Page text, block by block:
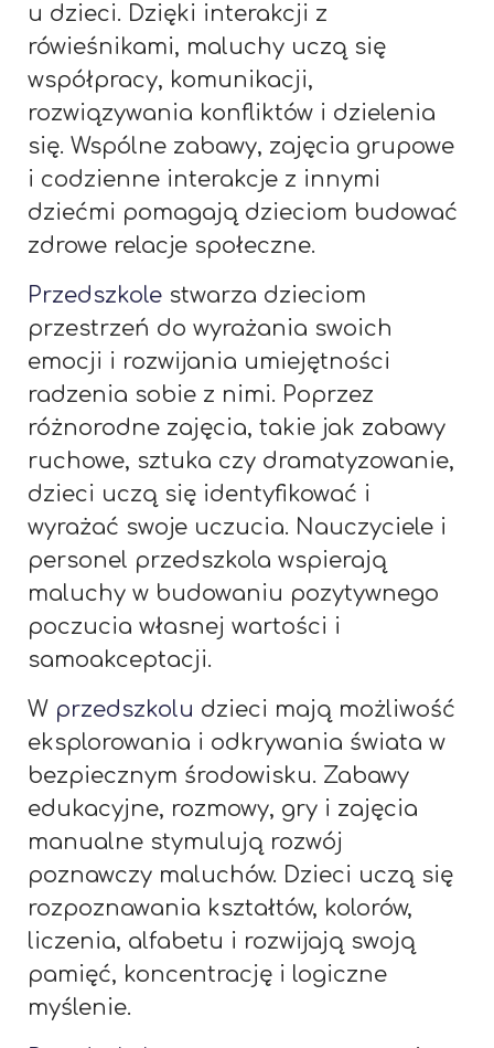
u dzieci. Dzięki interakcji z
rówieśnikami, maluchy uczą się
współpracy, komunikacji,
rozwiązywania konfliktów i dzielenia
się. Wspólne zabawy, zajęcia grupowe
i codzienne interakcje z innymi
dziećmi pomagają dzieciom budować
zdrowe relacje społeczne.
Przedszkole stwarza dzieciom
przestrzeń do wyrażania swoich
emocji i rozwijania umiejętności
radzenia sobie z nimi. Poprzez
różnorodne zajęcia, takie jak zabawy
ruchowe, sztuka czy dramatyzowanie,
dzieci uczą się identyfikować i
wyrażać swoje uczucia. Nauczyciele i
personel przedszkola wspierają
maluchy w budowaniu pozytywnego
poczucia własnej wartości i
samoakceptacji.
W przedszkolu dzieci mają możliwość
eksplorowania i odkrywania świata w
bezpiecznym środowisku. Zabawy
edukacyjne, rozmowy, gry i zajęcia
manualne stymulują rozwój
poznawczy maluchów. Dzieci uczą się
rozpoznawania kształtów, kolorów,
liczenia, alfabetu i rozwijają swoją
pamięć, koncentrację i logiczne
myślenie.